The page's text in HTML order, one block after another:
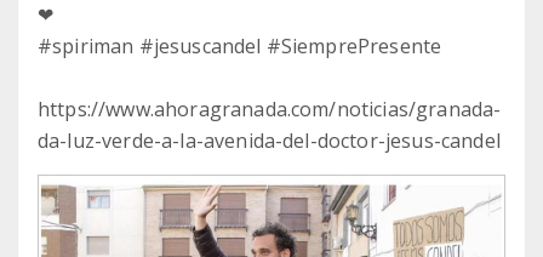
❤
#spiriman #jesuscandel #SiemprePresente
https://www.ahoragranada.com/noticias/granada-
da-luz-verde-a-la-avenida-del-doctor-jesus-candel